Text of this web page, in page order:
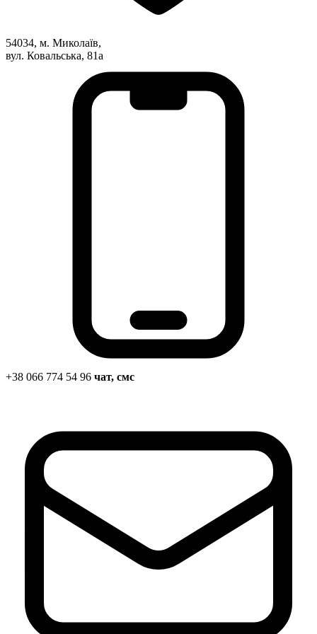
Харківська область
Хмельницька область
Черкаська область
Чернівецька область
Чернігівська область
Особи відповідальні за контактування з
Статут УТОГ
Нормативна база УТОГ
Конвенція ООН
Декларації
54034, м. Миколаїв,
вул. Ковальська, 81а
+38 066 774 54 96 чат, смс